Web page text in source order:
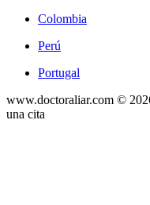
Colombia
Perú
Portugal
www.doctoraliar.com ©
una cita